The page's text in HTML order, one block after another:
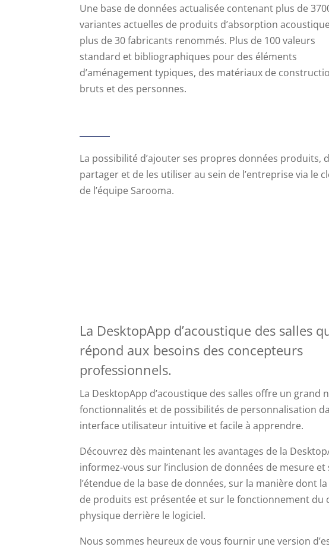
Une base de données actualisée contenant plus de
variantes actuelles de produits d’absorption
plus de 30 fabricants renommés. Plus de 100 valeurs
standard et bibliographiques pour des éléments
d’aménagement typiques, des matériaux de
bruts et des personnes.
La possibilité d’ajouter ses propres données produits,
partager et de les utiliser au sein de l’entreprise via le
de l’équipe Sarooma.
La DesktopApp d’acoustique des salles
répond aux besoins des concepteurs
professionnels.
La DesktopApp d’acoustique des salles offre un grand
fonctionnalités et de possibilités de personnalisation
interface utilisateur intuitive et facile à apprendre.
Découvrez dès maintenant les avantages de la
informez-vous sur l’inclusion de données de mesure et
l’étendue de la base de données, sur la manière dont
de produits est présentée et sur le fonctionnement du
physique derrière le logiciel.
Nous sommes heureux de vous fournir une version